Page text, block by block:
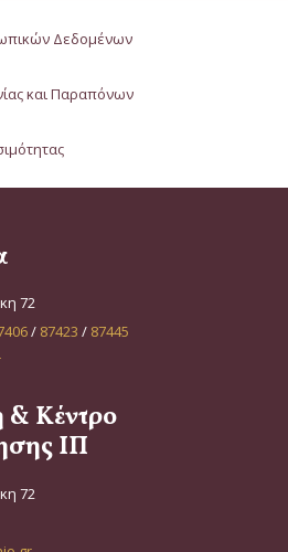
Δεδομένων
και Παραπόνων
72
/ 87423 / 87445
& Κέντρο
ΙΠ
72